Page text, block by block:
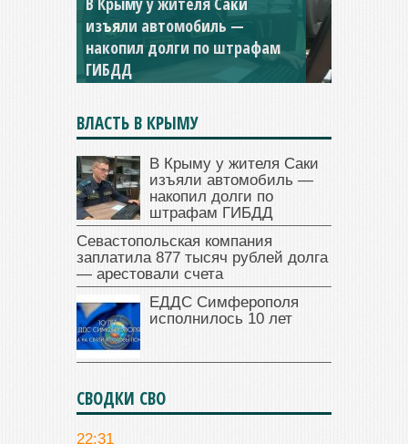
Севастопольская компания
заплатила 877 тысяч рублей
долга — арестовали счета
ВЛАСТЬ В КРЫМУ
В Крыму у жителя Саки
изъяли автомобиль —
накопил долги по
штрафам ГИБДД
Севастопольская компания
заплатила 877 тысяч рублей долга
— арестовали счета
ЕДДС Симферополя
исполнилось 10 лет
СВОДКИ СВО
22:31